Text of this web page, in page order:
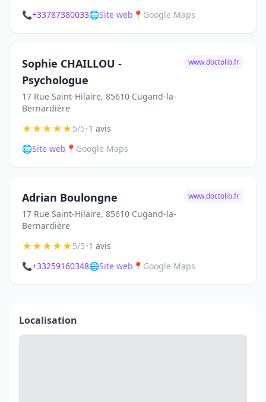
📞+33787380033🌐Site web 📍 Google Maps
Sophie CHAILLOU -
Psychologue
17 Rue Saint-Hilaire, 85610 Cugand-la-
Bernardière
www.doctolib.fr
★★★★★5/5•1 avis
🌐Site web 📍 Google Maps
Adrian Boulongne
17 Rue Saint-Hilaire, 85610 Cugand-la-
Bernardière
www.doctolib.fr
★★★★★5/5•1 avis
📞+33259160348🌐Site web 📍 Google Maps
Localisation